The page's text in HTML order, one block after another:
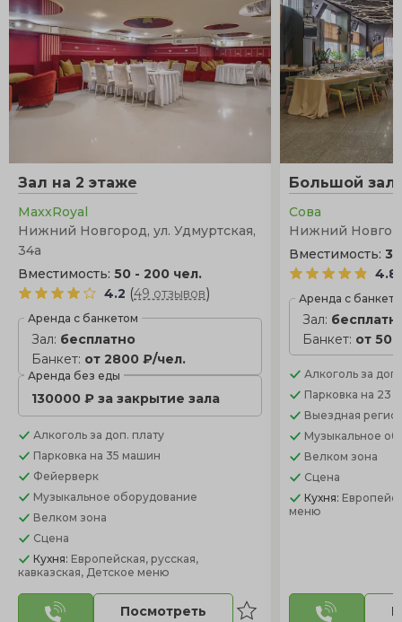
Зал на 2 этаже
MaxxRoyal
Нижний Новгород, ул. Удмуртская,
34а
Вместимость: 50 - 200 чел.
4.2 (49 отзывов)
Аренда с банкетом
Зал: бесплатно
Банкет: от 2800 ₽/чел.
Аренда без еды
130000 ₽ за закрытие зала
Алкоголь за доп. плату
Парковка на 35 машин
Фейерверк
Музыкальное оборудование
Велком зона
Сцена
Кухня: Европейская, русская,
кавказская, Детское меню
Посмотреть
Большой зал
Сова
Нижний
Вместимость:
4.8
Аренда с
Зал:
Банкет: от
Алкоголь за
Парковка на 23
Выездная
Музыкальное
Велком зона
Сцена
Кухня:
меню